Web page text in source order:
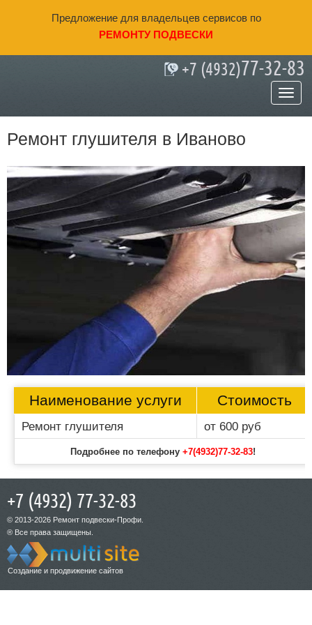
Предложение для владельцев сервисов по
РЕМОНТУ ПОДВЕСКИ
+7 (4932)77-32-83
Ремонт глушителя в Иваново
Наименование услуги Стоимость
Ремонт глушителя от 600 руб
Подробнее по телефону +7(4932)77-32-83!
© 2013-2026 Ремонт подвески-Профи.
® Все права защищены.
+7 (4932) 77-32-83
Создание и продвижение сайтов